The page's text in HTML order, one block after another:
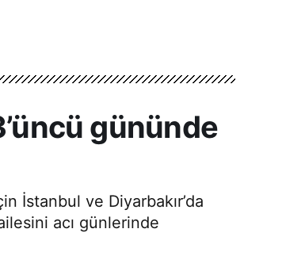
gününde
İstanbul ve Diyarbakır’da
acı günlerinde